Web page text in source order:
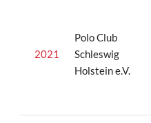
2021
Polo Club
Schleswig
Holstein e.V.